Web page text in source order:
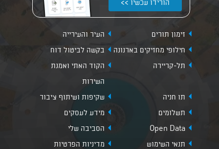
הורידו עכשיו >>
זימון תורים
העיר והעירייה
חילופי מחזיקים בארנונה
בקשה לביטול דוח
תל-קריירה
הקוד האתי ואמנת
השירות
תו חניה
שקיפות ושיתוף ציבור
תשלומים
מידע לעסקים
Open Data
הסביבה שלי
תנאי השימוש
מדיניות הפרטיות